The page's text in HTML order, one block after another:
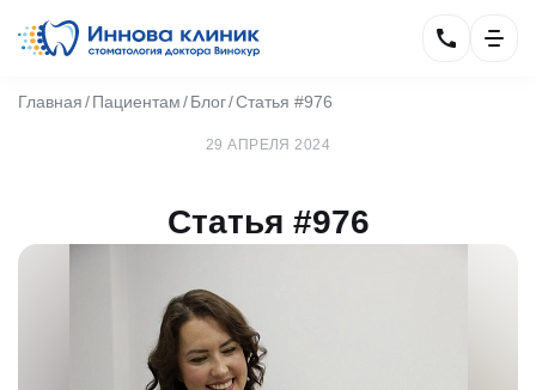
Главная Пациентам Блог Статья #976
29 АПРЕЛЯ 2024
Статья #976